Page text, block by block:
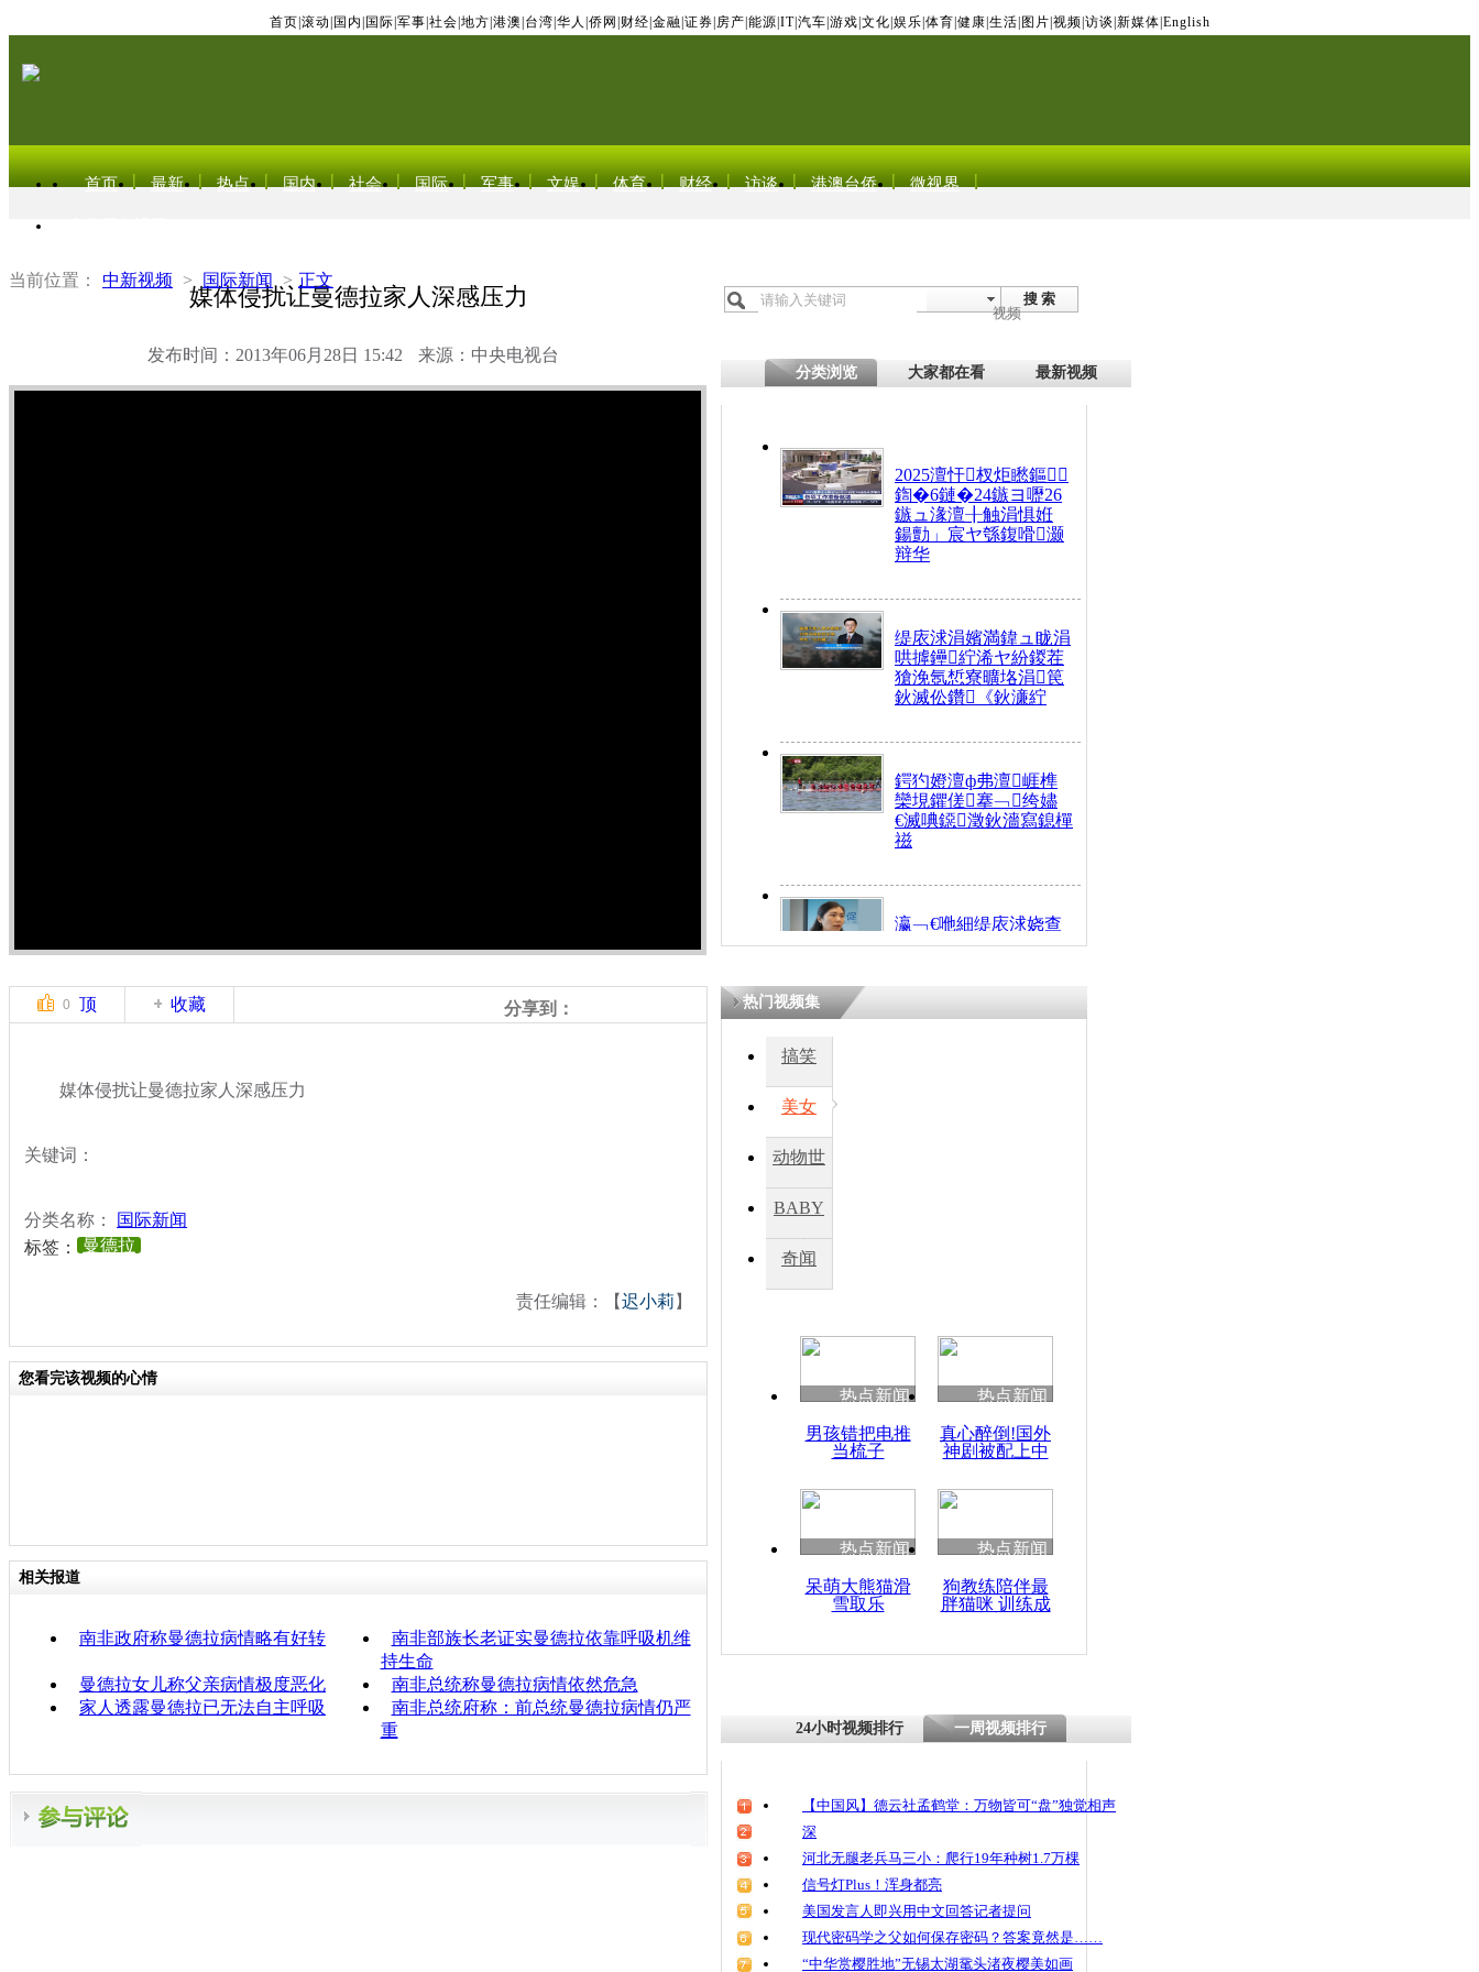
首页 滚动 国内 国际 军事 社会 地方 港澳 台湾 华人 侨网 财经 金融 证券 房产 能源 IT| 汽车 游戏 文化 娱乐 体育 健康 生活 图片 视频 访谈 新媒体 English
首页 最新 热点 国内 社会 国际 军事 文娱 体育 财经 访谈 港澳台侨 微视界
当前位置： 中新视频 > 国际新闻 > 正文
媒体侵扰让曼德拉家人深感压力
发布时间：2013年06月28日 15:42 来源：中央电视台
搜 索
视频
分类浏览 大家都在看 最新视频
2025澶忓杈炬矁鏂
鍧�6鏈�24鏃ヨ嚦26
鏃ュ湪澶╂触涓惧姙
鍚勯」宸ヤ綔鍑嗗灏
辩华
缇庡浗涓嬪満鍏ュ眬涓
哄摢鑸紵浠ヤ紛鍐茬
獊浼氬惁寮曠垎涓笢
鈥滅伀鑽《鈥濓紵
鍔犳嬁澶ф弗澶崕榫
欒垷鑺傞搴﹁绔嬧
€滅唺鐚澂鈥濇寫鎴樿
禌
瀛﹁€咃細缇庡浗娆查
€间笢鍗椾簹涓庝腑鍥
瘑灞€
0 顶 收藏 分享到：
媒体侵扰让曼德拉家人深感压力
关键词：
分类名称：
国际新闻
标签：
曼德拉
责任编辑：【迟小莉 】
您看完该视频的心情
相关报道
南非政府称曼德拉病情略有好转
南非部族长老证实曼德拉依靠呼吸机维
持生命
曼德拉女儿称父亲病情极度恶化
南非总统称曼德拉病情依然危急
家人透露曼德拉已无法自主呼吸
南非总统府称：前总统曼德拉病情仍严
重
热门视频集
搞笑
美女
动物世
BABY
秀
奇闻
热点新闻
男孩错把电推
当梳子
热点新闻
真心醉倒!国外
神剧被配上中
热点新闻
呆萌大熊猫滑
雪取乐
热点新闻
狗教练陪伴最
胖猫咪 训练成
24小时视频排行 一周视频排行
【中国风】德云社孟鹤堂：万物皆可“盘”独觉相声
深
河北无腿老兵马三小：爬行19年种树1.7万棵
信号灯Plus！浑身都亮
美国发言人即兴用中文回答记者提问
现代密码学之父如何保存密码？答案竟然是……
“中华赏樱胜地”无锡太湖鼋头渚夜樱美如画